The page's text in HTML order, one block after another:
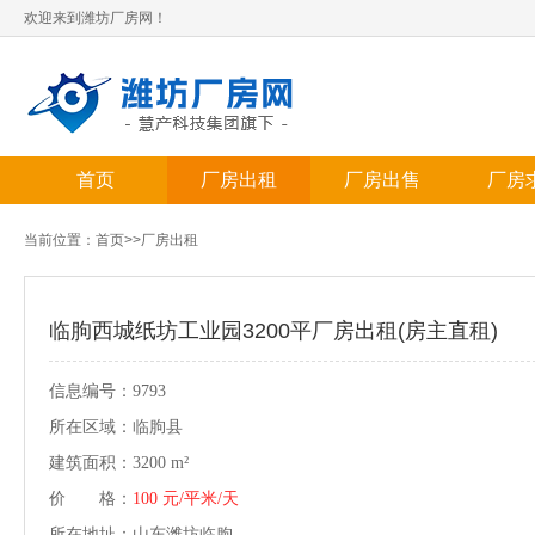
欢迎来到潍坊厂房网！
首页 厂房出租 厂房出售 厂房
当前位置： 首页>>厂房出租
临朐西城纸坊工业园3200平厂房出租(房主直租)
信息编号：9793
所在区域：临朐县
建筑面积：3200 m²
价 格： 100 元/平米/天